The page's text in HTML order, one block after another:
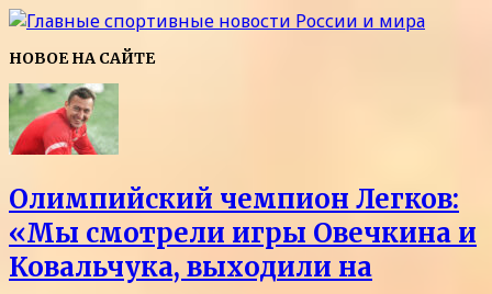
НОВОЕ НА САЙТЕ
Олимпийский чемпион Легков:
«Мы смотрели игры Овечкина и
Ковальчука, выходили на